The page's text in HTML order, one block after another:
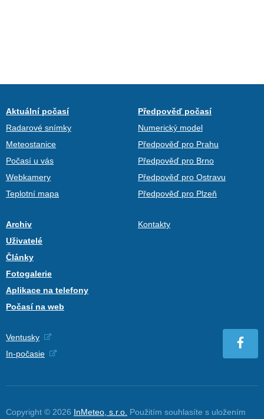
Aktuální počasí
Radarové snímky
Meteostanice
Počasí u vás
Webkamery
Teplotní mapa
Předpověď počasí
Numerický model
Předpověď pro Prahu
Předpověď pro Brno
Předpověď pro Ostravu
Předpověď pro Plzeň
Archiv
Uživatelé
Články
Fotogalerie
Aplikace na telefony
Počasí na web
Kontakty
Ventusky
In-počasie
Copyright © 2026 InMeteo, s.r.o. Použitím souhlasíte s uložením